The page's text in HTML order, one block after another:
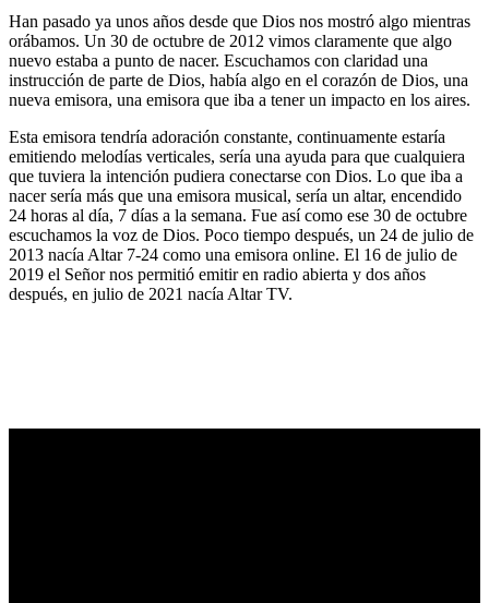
Han pasado ya unos años desde que Dios nos mostró algo mientras
orábamos. Un 30 de octubre de 2012 vimos claramente que algo
nuevo estaba a punto de nacer. Escuchamos con claridad una
instrucción de parte de Dios, había algo en el corazón de Dios, una
nueva emisora, una emisora que iba a tener un impacto en los aires.
Esta emisora tendría adoración constante, continuamente estaría
emitiendo melodías verticales, sería una ayuda para que cualquiera
que tuviera la intención pudiera conectarse con Dios. Lo que iba a
nacer sería más que una emisora musical, sería un altar, encendido
24 horas al día, 7 días a la semana. Fue así como ese 30 de octubre
escuchamos la voz de Dios. Poco tiempo después, un 24 de julio de
2013 nacía Altar 7-24 como una emisora online. El 16 de julio de
2019 el Señor nos permitió emitir en radio abierta y dos años
después, en julio de 2021 nacía Altar TV.